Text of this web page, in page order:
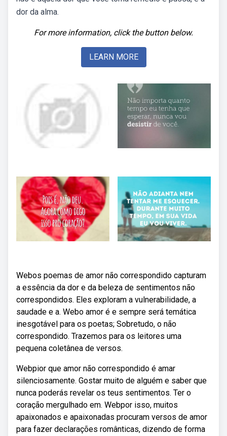
dor da alma.
For more information, click the button below.
LEARN MORE
Webos poemas de amor não correspondido capturam
a essência da dor e da beleza de sentimentos não
correspondidos. Eles exploram a vulnerabilidade, a
saudade e a. Webo amor é e sempre será temática
inesgotável para os poetas; Sobretudo, o não
correspondido. Trazemos para os leitores uma
pequena coletânea de versos.
Webpior que amor não correspondido é amar
silenciosamente. Gostar muito de alguém e saber que
nunca poderás revelar os teus sentimentos. Ter o
coração mergulhado em. Webpor isso, muitos
apaixonados e apaixonadas procuram versos de amor
para fazer declarações românticas, dizendo de forma